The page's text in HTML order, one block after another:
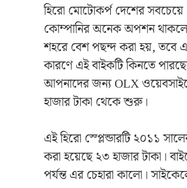
হিরো মোটোকর্প দেশের সবচেয়ে
কোম্পানির অনেক অপশন থাকলেও
শহরে বেশ পছন্দ করা হয়, তবে
কারণে এই বাইকটি কিনতে
আপনাদের জন্য OLX
হাজার টাকা থেকে শুরু।
এই হিরো স্প্লেন্ডারটি ২০১১
করা হয়েছে ২৩ হাজার টাকা।
পর্যন্ত এর চেহারা কালো।